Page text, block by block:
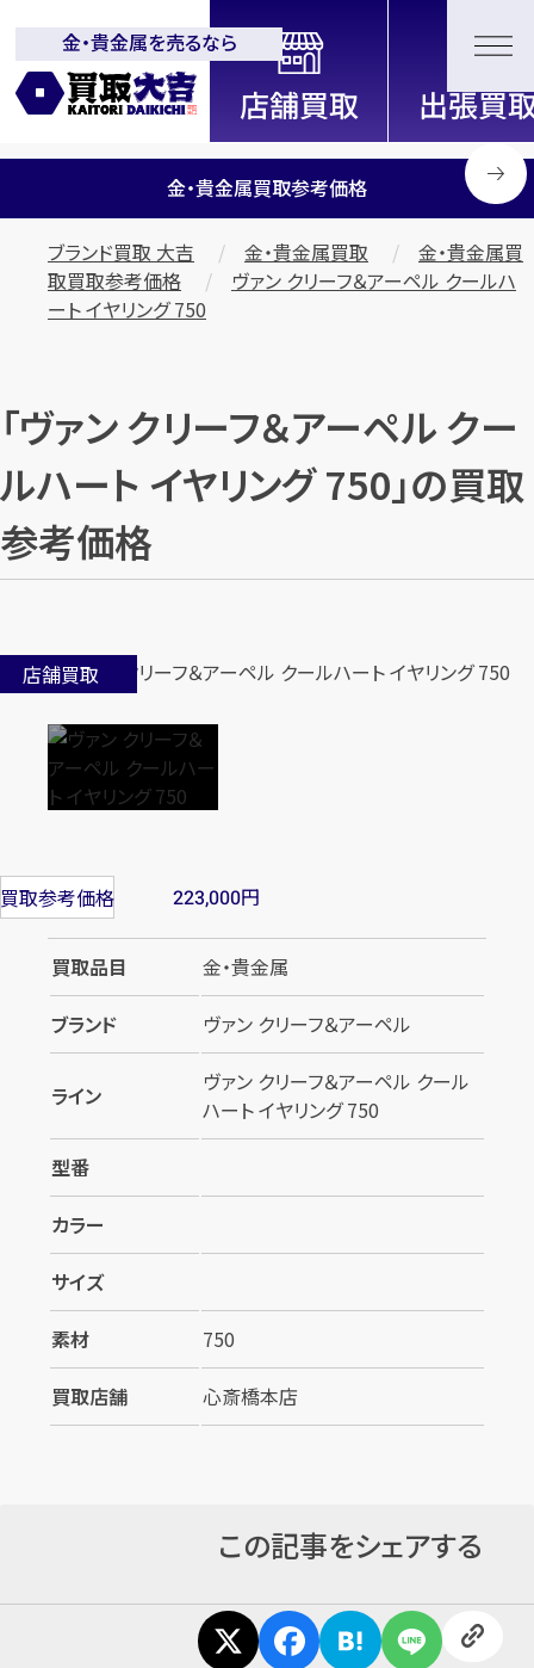
全国2200店舗以上展開中！
信頼と実績の買取専門店「買取大
吉」
金・貴金属を売るなら
金・貴金属買取参考価格
ブランド買取 大吉 金・貴金属買取
金・貴金属買
取買取参考価格
ヴァン クリーフ＆アーペル クールハ
ート イヤリング 750
「ヴァン クリーフ＆アーペル クー
ルハート イヤリング 750」の買取
参考価格
店舗買取
買取参考価格 223,000円
買取品目
金・貴金属
ブランド
ヴァン クリーフ＆アーペル
ライン
ヴァン クリーフ＆アーペル クール
ハート イヤリング 750
型番
カラー
サイズ
素材
750
買取店舗
心斎橋本店
この記事をシェアする